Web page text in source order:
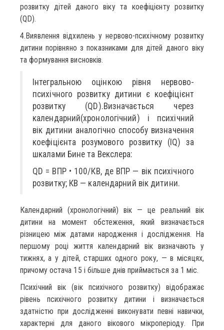
розвитку дітей даного віку та коефіцієнту розвитку
(QD).
4.Виявлення відхилень у нервово-психічному розвитку
дитини порівняно з показниками для дітей даного віку
та формування висновків.
Інтегральною оцінкою рівня нервово-
психічного розвитку дитини є коефіцієнт
розвитку (QD).Визначається через
календарний(хронологічний) і психічний
вік дитини аналогічно способу визначення
коефіцієнта розумового розвитку (IQ) за
шкалами Бине та Векслера:
QD = ВПР • 100/КВ, де ВПР — вік психічного
розвитку; КВ — календарний вік дитини.
Календарний (хронологічний) вік — це реальний вік
дитини на момент обстеження, який визначається
різницею між датами народження і дослідження. На
першому році життя календарний вік визначають у
тижнях, а у дітей, старших одного року, — в місяцях,
причому остача 15 і більше днів приймається за 1 міс.
Психічний вік (вік психічного розвитку) відображає
рівень психічного розвитку дитини і визначається
здатністю при дослідженні виконувати певні навички,
характерні для даного вікового мікроперіоду. При